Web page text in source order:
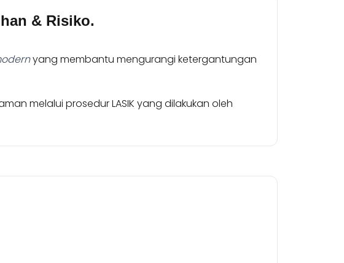
& Risiko.
yang membantu mengurangi ketergantungan
melalui prosedur LASIK yang dilakukan oleh